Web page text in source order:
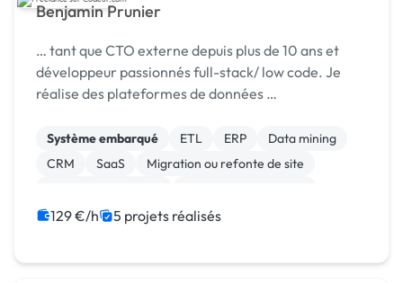
Benjamin Prunier
… tant que CTO externe depuis plus de 10 ans et
développeur passionnés full-stack/ low code. Je
réalise des plateformes de données …
Système embarqué ETL ERP
Data mining
CRM
SaaS
Migration ou refonte de site
Site E-commerce
129 €/h 5 projets réalisés